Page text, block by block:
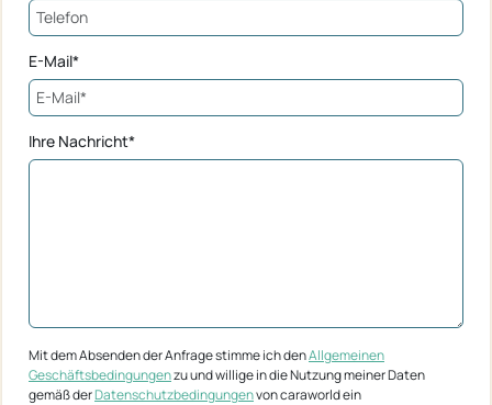
E-Mail*
Ihre Nachricht*
Mit dem Absenden der Anfrage stimme ich denAllgemeinen
Geschäftsbedingungenzu und willige in die Nutzung meiner Daten
gemäß derDatenschutzbedingungenvon caraworld ein